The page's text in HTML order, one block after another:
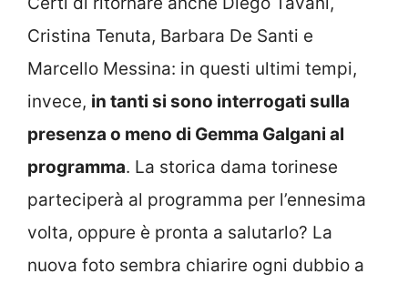
Cristina Tenuta, Barbara De Santi e
Marcello Messina: in questi ultimi tempi,
invece, in tanti si sono interrogati sulla
presenza o meno di Gemma Galgani al
programma. La storica dama torinese
parteciperà al programma per l’ennesima
volta, oppure è pronta a salutarlo? La
nuova foto sembra chiarire ogni dubbio a